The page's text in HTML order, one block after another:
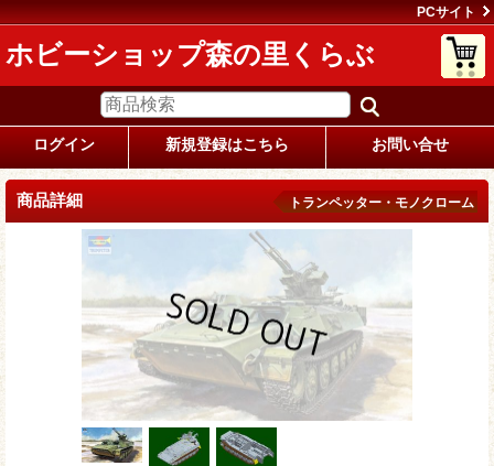
PCサイト
ホビーショップ森の里くらぶ
ログイン 新規登録はこちら お問い合せ
商品詳細 トランペッター・モノクローム